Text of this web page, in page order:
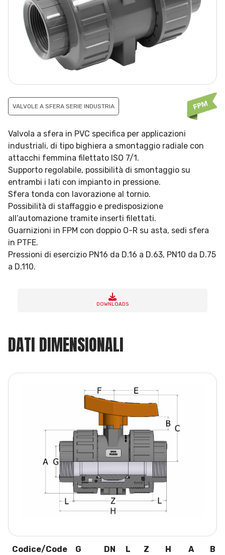
VALVOLE A SFERA SERIE INDUSTRIA
Valvola a sfera in PVC specifica per applicazioni
industriali, di tipo bighiera a smontaggio radiale con
attacchi femmina filettato ISO 7/1.
Supporto regolabile, possibilità di smontaggio su
entrambi i lati con impianto in pressione.
Sfera tonda con lavorazione al tornio.
Possibilità di staffaggio e predisposizione
all’automazione tramite inserti filettati.
Guarnizioni in FPM con doppio O-R su asta, sedi sfera
in PTFE.
Pressioni di esercizio PN16 da D.16 a D.63, PN10 da D.75
a D.110.
DOWNLOADS
DATI DIMENSIONALI
Codice/Code G DN L Z H A
B